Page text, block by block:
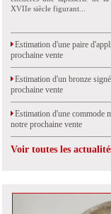
XVIIe siècle figurant...
Estimation d'une paire
prochaine vente
Estimation d'un bronze
prochaine vente
Estimation d'une commode
notre prochaine vente
Voir toutes les